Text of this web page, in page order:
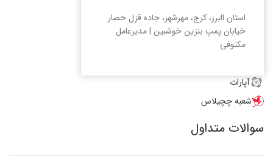
استان البرز، کرج، مهرشهر، جاده قزل حصار
خیابان پمپ بنزین خوشبین | مدیرعامل
مکتوفی
واتساپ
اینستاگرام
آپارات
شعبه چچیلاس
سوالات متداول